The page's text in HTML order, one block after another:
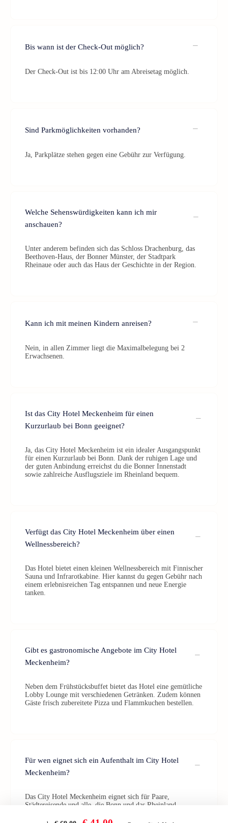
Bis wann ist der Check-Out möglich?
Der Check-Out ist bis 12:00 Uhr am Abreisetag möglich.
Sind Parkmöglichkeiten vorhanden?
Ja, Parkplätze stehen gegen eine Gebühr zur Verfügung.
Welche Sehenswürdigkeiten kann ich mir
anschauen?
Unter anderem befinden sich das Schloss Drachenburg, das
Beethoven-Haus, der Bonner Münster, der Stadtpark
Rheinaue oder auch das Haus der Geschichte in der Region.
Kann ich mit meinen Kindern anreisen?
Nein, in allen Zimmer liegt die Maximalbelegung bei 2
Erwachsenen.
Ist das City Hotel Meckenheim für einen
Kurzurlaub bei Bonn geeignet?
Ja, das City Hotel Meckenheim ist ein idealer Ausgangspunkt
für einen Kurzurlaub bei Bonn. Dank der ruhigen Lage und
der guten Anbindung erreichst du die Bonner Innenstadt
sowie zahlreiche Ausflugsziele im Rheinland bequem.
Verfügt das City Hotel Meckenheim über einen
Wellnessbereich?
Das Hotel bietet einen kleinen Wellnessbereich mit Finnischer
Sauna und Infrarotkabine. Hier kannst du gegen Gebühr nach
einem erlebnisreichen Tag entspannen und neue Energie
tanken.
Gibt es gastronomische Angebote im City Hotel
Meckenheim?
Neben dem Frühstücksbuffet bietet das Hotel eine gemütliche
Lobby Lounge mit verschiedenen Getränken. Zudem können
Gäste frisch zubereitete Pizza und Flammkuchen bestellen.
Für wen eignet sich ein Aufenthalt im City Hotel
Meckenheim?
Das City Hotel Meckenheim eignet sich für Paare,
Städtereisende und alle, die Bonn und das Rheinland
möchten.